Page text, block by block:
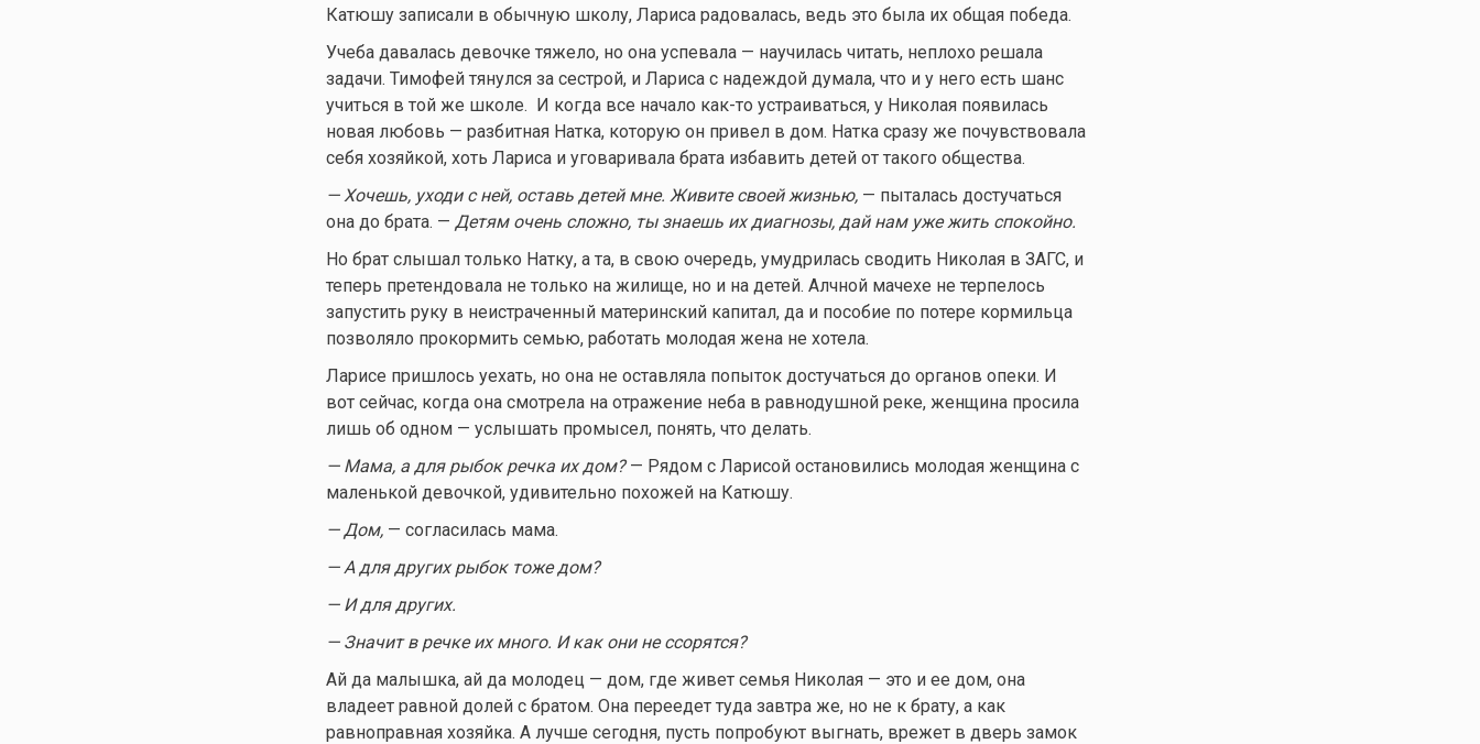
Катюшу записали в обычную школу, Лариса радовалась, ведь это была их общая победа.
Учеба давалась девочке тяжело, но она успевала — научилась читать, неплохо решала
задачи. Тимофей тянулся за сестрой, и Лариса с надеждой думала, что и у него есть шанс
учиться в той же школе. И когда все начало как-то устраиваться, у Николая появилась
новая любовь — разбитная Натка, которую он привел в дом. Натка сразу же почувствовала
себя хозяйкой, хоть Лариса и уговаривала брата избавить детей от такого общества.
— Хочешь, уходи с ней, оставь детей мне. Живите своей жизнью,— пыталась достучаться
она до брата. — Детям очень сложно, ты знаешь их диагнозы, дай нам уже жить спокойно.
Но брат слышал только Натку, а та, в свою очередь, умудрилась сводить Николая в ЗАГС, и
теперь претендовала не только на жилище, но и на детей. Алчной мачехе не терпелось
запустить руку в неистраченный материнский капитал, да и пособие по потере кормильца
позволяло прокормить семью, работать молодая жена не хотела.
Ларисе пришлось уехать, но она не оставляла попыток достучаться до органов опеки. И
вот сейчас, когда она смотрела на отражение неба в равнодушной реке, женщина просила
лишь об одном — услышать промысел, понять, что делать.
— Мама, а для рыбок речка их дом?— Рядом с Ларисой остановились молодая женщина с
маленькой девочкой, удивительно похожей на Катюшу.
— Дом,— согласилась мама.
— А для других рыбок тоже дом?
— И для других.
— Значит в речке их много. И как они не ссорятся?
Ай да малышка, ай да молодец — дом, где живет семья Николая — это и ее дом, она
владеет равной долей с братом. Она переедет туда завтра же, но не к брату, а как
равноправная хозяйка. А лучше сегодня, пусть попробуют выгнать, врежет в дверь замок